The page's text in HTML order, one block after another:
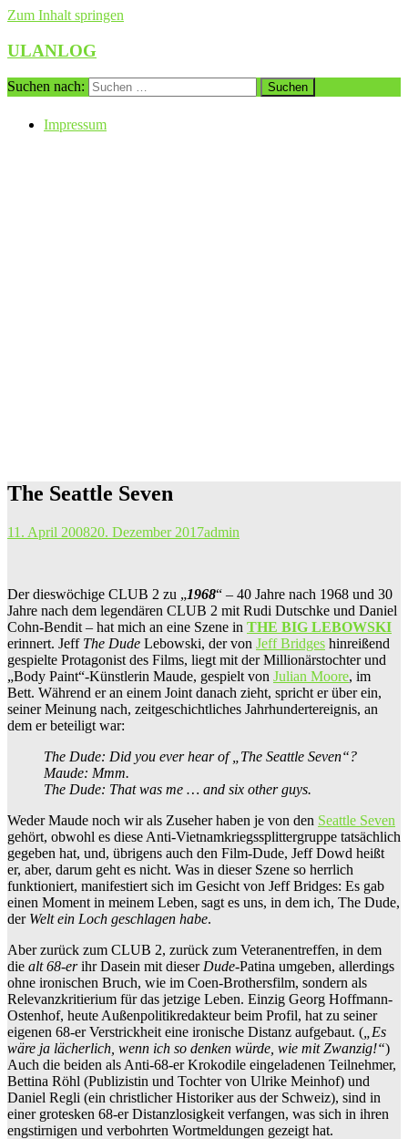
Zum Inhalt springen
ULANLOG
Suchen nach:
Impressum
The Seattle Seven
11. April 200820. Dezember 2017admin
Der dieswöchige CLUB 2 zu „1968“ – 40 Jahre nach 1968 und 30
Jahre nach dem legendären CLUB 2 mit Rudi Dutschke und Daniel
Cohn-Bendit – hat mich an eine Szene in THE BIG LEBOWSKI
erinnert. Jeff The Dude Lebowski, der von Jeff Bridges hinreißend
gespielte Protagonist des Films, liegt mit der Millionärstochter und
„Body Paint“-Künstlerin Maude, gespielt von Julian Moore, im
Bett. Während er an einem Joint danach zieht, spricht er über ein,
seiner Meinung nach, zeitgeschichtliches Jahrhundertereignis, an
dem er beteiligt war:
The Dude: Did you ever hear of „The Seattle Seven“?
Maude: Mmm.
The Dude: That was me … and six other guys.
Weder Maude noch wir als Zuseher haben je von den Seattle Seven
gehört, obwohl es diese Anti-Vietnamkriegssplittergruppe tatsächlich
gegeben hat, und, übrigens auch den Film-Dude, Jeff Dowd heißt
er, aber, darum geht es nicht. Was in dieser Szene so herrlich
funktioniert, manifestiert sich im Gesicht von Jeff Bridges: Es gab
einen Moment in meinem Leben, sagt es uns, in dem ich, The Dude,
der Welt ein Loch geschlagen habe.
Aber zurück zum CLUB 2, zurück zum Veteranentreffen, in dem
die alt 68-erihr Dasein mit dieser Dude-Patina umgeben, allerdings
ohne ironischen Bruch, wie im Coen-Brothersfilm, sondern als
Relevanzkritierium für das jetzige Leben. Einzig Georg Hoffmann-
Ostenhof, heute Außenpolitikredakteur beim Profil, hat zu seiner
eigenen 68-er Verstrickheit eine ironische Distanz aufgebaut. ( „Es
wäre ja lächerlich, wenn ich so denken würde, wie mit Zwanzig!“)
Auch die beiden als Anti-68-er Krokodile eingeladenen Teilnehmer,
Bettina Röhl (Publizistin und Tochter von Ulrike Meinhof) und
Daniel Regli (ein christlicher Historiker aus der Schweiz), sind in
einer grotesken 68-er Distanzlosigkeit verfangen, was sich in ihren
engstirnigen und verbohrten Wortmeldungen gezeigt hat.